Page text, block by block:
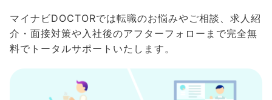
マイナビDOCTORでは転職のお悩みやご相談、求人紹
介・面接対策や入社後のアフターフォローまで完全無
料でトータルサポートいたします。